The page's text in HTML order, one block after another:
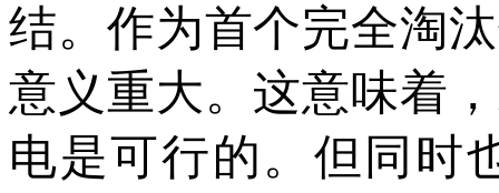
结。作为首个完全淘
意义重大。这意味着
电是可行的。但同时